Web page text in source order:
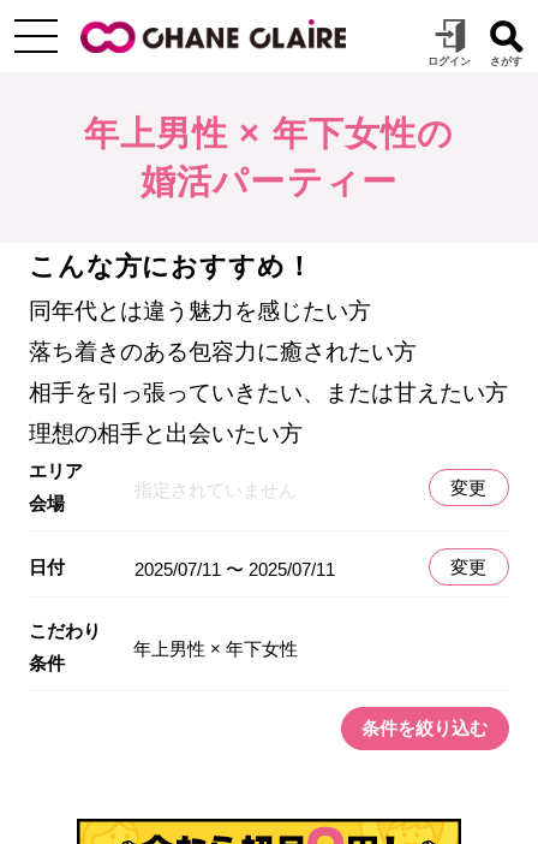
年上男性 × 年下女性の
婚活パーティー
こんな方におすすめ！
同年代とは違う魅力を感じたい方
落ち着きのある包容力に癒されたい方
相手を引っ張っていきたい、または甘えたい方
理想の相手と出会いたい方
エリア
会場
指定されていません 変更
日付 2025/07/11 〜 2025/07/11 変更
こだわり
条件
年上男性 × 年下女性
条件を絞り込む